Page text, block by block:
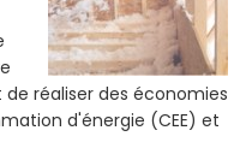
réaliser des économies
d'énergie (CEE) et